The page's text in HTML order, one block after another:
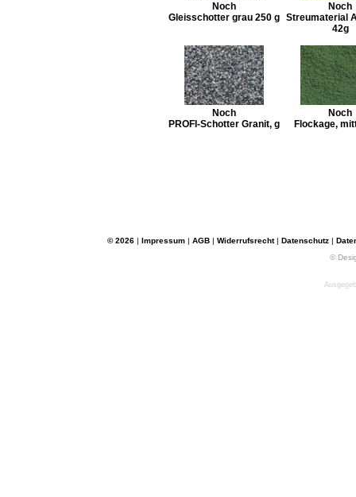
Noch
Gleisschotter grau 250 g
Noch
Streumaterial
42g
Noch
PROFI-Schotter Granit, g
Noch
Flockage,
© 2026 | Impressum | AGB | Widerrufsrecht| Datenschutz |
©